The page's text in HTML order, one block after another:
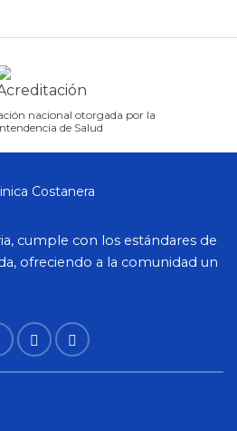
nacional otorgada por la
de Salud
cumple con los estándares de
ofreciendo a la comunidad un